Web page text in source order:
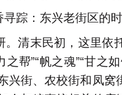
寻踪：东兴老街区的
清末民初，这里依
帮”“帆之魂”“甘之
兴街、农校街和凤